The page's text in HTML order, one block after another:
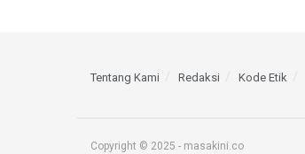
Tentang Kami Redaksi Kode Etik
Copyright © 2025 - masakini.co